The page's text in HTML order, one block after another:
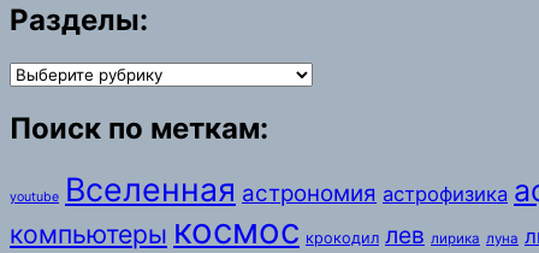
Разделы:
Разделы:
Поиск по меткам:
youtube Вселенная астрономия астрофизика
компьютеры космос крокодил лев лирика луна